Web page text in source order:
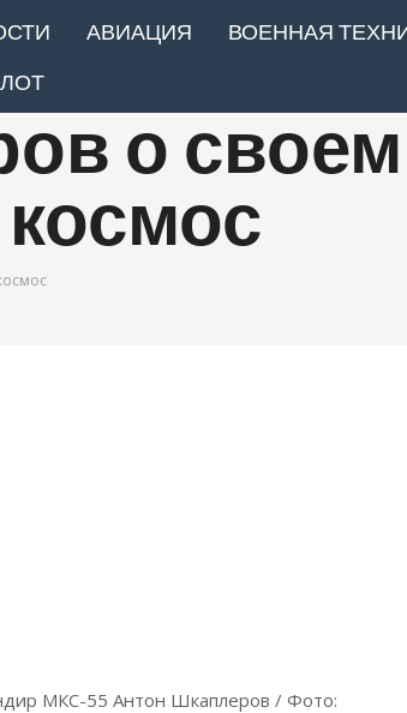
АВИАЦИЯ
ВОЕННАЯ
о
МКС-55 Антон Шкаплеров / Фото: